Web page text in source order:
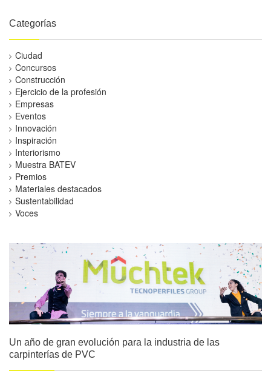
Categorías
Ciudad
Concursos
Construcción
Ejercicio de la profesión
Empresas
Eventos
Innovación
Inspiración
Interiorismo
Muestra BATEV
Premios
Materiales destacados
Sustentabilidad
Voces
Un año de gran evolución para la industria de las
carpinterías de PVC